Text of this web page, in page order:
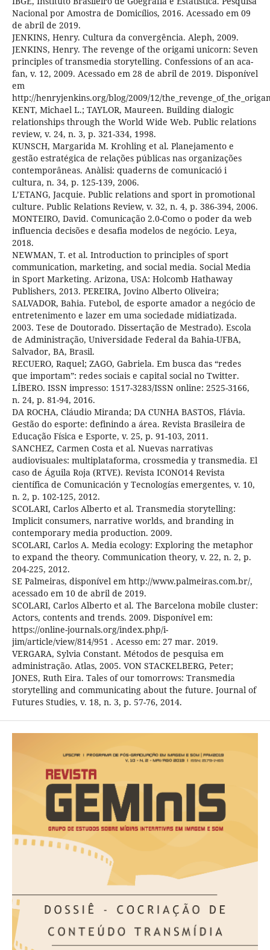
Nacional por Amostra de Domicílios, 2016. Acessado em 09
de abril de 2019.
JENKINS, Henry. Cultura da convergência. Aleph, 2009.
JENKINS, Henry. The revenge of the origami unicorn: Seven
principles of transmedia storytelling. Confessions of an aca-
fan, v. 12, 2009. Acessado em 28 de abril de 2019. Disponível
em
http://henryjenkins.org/blog/2009/12/
KENT, Michael L.; TAYLOR, Maureen. Building dialogic
relationships through the World Wide Web. Public relations
review, v. 24, n. 3, p. 321-334, 1998.
KUNSCH, Margarida M. Krohling et al. Planejamento e
gestão estratégica de relações públicas nas organizações
contemporâneas. Anàlisi: quaderns de comunicació i
cultura, n. 34, p. 125-139, 2006.
L’ETANG, Jacquie. Public relations and sport in promotional
culture. Public Relations Review, v. 32, n. 4, p. 386-394, 2006.
MONTEIRO, David. Comunicação 2.0-Como o poder da web
influencia decisões e desafia modelos de negócio. Leya,
2018.
NEWMAN, T. et al. Introduction to principles of sport
communication, marketing, and social media. Social Media
in Sport Marketing. Arizona, USA: Holcomb Hathaway
Publishers, 2013. PEREIRA, Jovino Alberto Oliveira;
SALVADOR, Bahia. Futebol, de esporte amador a negócio de
entretenimento e lazer em uma sociedade midiatizada.
2003. Tese de Doutorado. Dissertação de Mestrado). Escola
de Administração, Universidade Federal da Bahia-UFBA,
Salvador, BA, Brasil.
RECUERO, Raquel; ZAGO, Gabriela. Em busca das “redes
que importam”: redes sociais e capital social no Twitter.
LÍBERO. ISSN impresso: 1517-3283/ISSN online: 2525-3166,
n. 24, p. 81-94, 2016.
DA ROCHA, Cláudio Miranda; DA CUNHA BASTOS, Flávia.
Gestão do esporte: definindo a área. Revista Brasileira de
Educação Física e Esporte, v. 25, p. 91-103, 2011.
SANCHEZ, Carmen Costa et al. Nuevas narrativas
audiovisuales: multiplataforma, crossmedia y transmedia. El
caso de Águila Roja (RTVE). Revista ICONO14 Revista
científica de Comunicación y Tecnologías emergentes, v. 10,
n. 2, p. 102-125, 2012.
SCOLARI, Carlos Alberto et al. Transmedia storytelling:
Implicit consumers, narrative worlds, and branding in
contemporary media production. 2009.
SCOLARI, Carlos A. Media ecology: Exploring the metaphor
to expand the theory. Communication theory, v. 22, n. 2, p.
204-225, 2012.
SE Palmeiras, disponível em http://www.palmeiras.com.br/,
acessado em 10 de abril de 2019.
SCOLARI, Carlos Alberto et al. The Barcelona mobile cluster:
Actors, contents and trends. 2009. Disponível em:
https://online-journals.org/index.php/i-
jim/article/view/814/951 . Acesso em: 27 mar. 2019.
VERGARA, Sylvia Constant. Métodos de pesquisa em
administração. Atlas, 2005. VON STACKELBERG, Peter;
JONES, Ruth Eira. Tales of our tomorrows: Transmedia
storytelling and communicating about the future. Journal of
Futures Studies, v. 18, n. 3, p. 57-76, 2014.